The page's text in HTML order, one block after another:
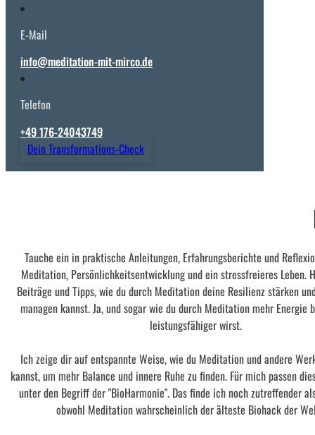
E-Mail
info@meditation-mit-mirco.de
Telefon
+49 176-24043749
Dein Transformations-Check
Tauche ein in praktische Anleitungen, Erfahrungsberichte und
Meditation, Persönlichkeitsentwicklung und ein stressfreieres Leben.
Beiträge und Tipps, wie du durch Meditation deine Resilienz stärken
managen kannst. Ja, und sogar wie du durch Meditation mehr Energie
leistungsfähiger wirst.
Ich zeige dir auf entspannte Weise, wie du Meditation und andere
kannst, um mehr Balance und innere Ruhe zu finden. Für mich passen
unter den Begriff der "BioHarmonie". Das finde ich noch zutreffender
obwohl Meditation wahrscheinlich der älteste Biohack der